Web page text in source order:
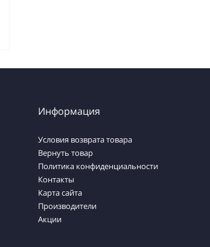
Информация
Условия возврата товара
Вернуть товар
Политика конфиденциальности
Контакты
Карта сайта
Производители
Акции